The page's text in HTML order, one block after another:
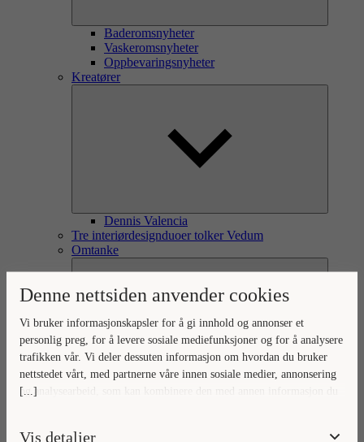
Denne nettsiden anvender cookies
[...]
Vi bruker informasjonskapsler for å gi innhold og annonser et
personlig preg, for å levere sosiale mediefunksjoner og for å analysere
trafikken vår. Vi deler dessuten informasjon om hvordan du bruker
nettstedet vårt, med partnerne våre innen sosiale medier, annonsering
og analysearbeid, som kan kombinere den med annen informasjon du
Vis detaljer
Baderomsnyheter
Vaskeromsnyheter
Oppbevaringsnyheter
Kreatører
Dennis Valencia
Tre interiørdesignduoer tolker Vedum
Omtanke